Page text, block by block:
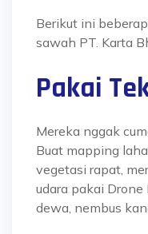
Berikut ini
sawah PT. Karta
Pakai
Mereka nggak
Buat mapping
vegetasi rapat,
udara pakai
dewa, nembus